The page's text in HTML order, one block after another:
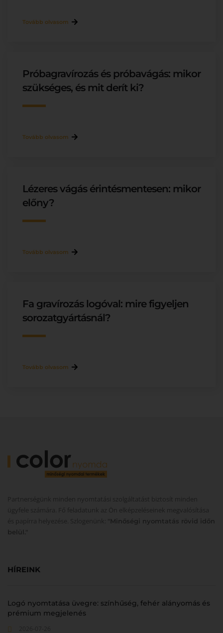
Tovább olvasom
Próbagravírozás és próbavágás: mikor
szükséges, és mit derít ki?
Tovább olvasom
Lézeres vágás érintésmentesen: mikor
előny?
Tovább olvasom
Fa gravírozás logóval: mire figyeljen
sorozatgyártásnál?
Tovább olvasom
Partnerségünk minden nyomtatási szolgáltatást biztosít minden
ügyfele számára. Fő feladatunk az Ön elképzeléseinek megvalósítása
és papírra helyezése. Szlogenünk:
"Minőségi nyomtatás rövid időn
belül."
HÍREINK
Logó nyomtatása üvegre: színhűség, fehér alányomás és
prémium megjelenés